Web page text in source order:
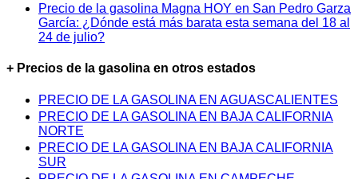
Precio de la gasolina Magna HOY en San Pedro Garza
García: ¿Dónde está más barata esta semana del 18 al
24 de julio?
+ Precios de la gasolina en otros estados
PRECIO DE LA GASOLINA EN AGUASCALIENTES
PRECIO DE LA GASOLINA EN BAJA CALIFORNIA
NORTE
PRECIO DE LA GASOLINA EN BAJA CALIFORNIA
SUR